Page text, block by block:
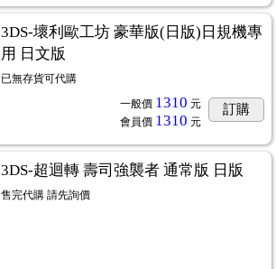
3DS-壞利歐工坊 豪華版(日版)日規機專
用 日文版
已無存貨可代購
一般價 1310 元
會員價 1310 元
訂購
3DS-超迴轉 壽司強襲者 通常版 日版
售完代購 請先詢價